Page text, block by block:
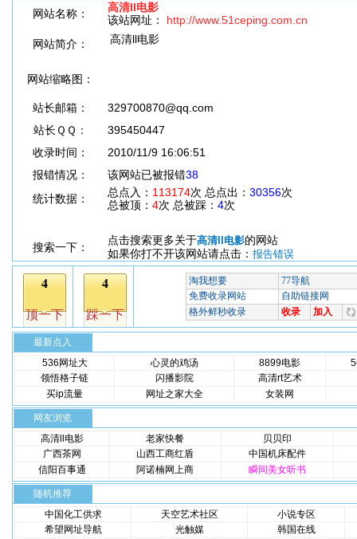
网站名称：
高清ll电影
该站网址： http://www.51ceping.com.cn
网站简介：
高清ll电影
网站缩略图：
站长邮箱：
329700870@qq.com
站长ＱＱ：
395450447
收录时间：
2010/11/9 16:06:51
报错情况：
该网站已被报错38
统计数据：
总点入： 113174次 总点出： 30356次
总被顶： 4次 总被踩： 4次
搜索一下：
点击搜索更多关于高清ll电影的网站
如果你打不开该网站请点击： 报告错误
最新点入
536网址大
心灵的鸡汤 8899电影
领悟格子链
闪播影院
高清rt艺术
买ip流量
网址之家大全 女装网
网友浏览
高清ll电影
老家快餐
贝贝印
广西茶网
山西工商红盾
中国机床配件
信阳百事通
阿诺楠网上商 瞬间美女听书
随机推荐
中国化工供求
天空艺术社区
小说专区
希望网址导航
光触媒
韩国在线